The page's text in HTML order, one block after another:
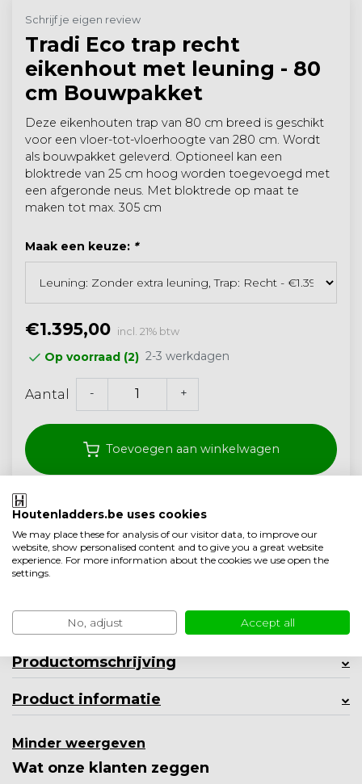
Schrijf je eigen review
Tradi Eco trap recht
eikenhout met leuning - 80
cm Bouwpakket
Deze eikenhouten trap van 80 cm breed is geschikt
voor een vloer-tot-vloerhoogte van 280 cm. Wordt
als bouwpakket geleverd. Optioneel kan een
bloktrede van 25 cm hoog worden toegevoegd met
een afgeronde neus. Met bloktrede op maat te
maken tot max. 305 cm
Maak een keuze: *
€1.395,00 incl. 21% btw
Op voorraad (2) 2-3 werkdagen
Aantal - +
Toevoegen aan winkelwagen
Klantenbeoordeling 9.1/10
Gratis verzonden vanaf 250,- (<40 kg)
Ambachtelijke kwaliteit uit Nederland
Specificaties
Productomschrijving
Product informatie
Minder weergeven
Wat onze klanten zeggen
Houtenladders.be uses cookies
We may place these for analysis of our visitor data, to improve our
website, show personalised content and to give you a great website
experience. For more information about the cookies we use open the
settings.
No, adjust Accept all